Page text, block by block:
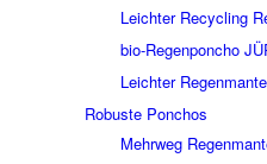
Leichter Recycling
bio-Regenponcho
Leichter
Robuste Ponchos
Mehrweg